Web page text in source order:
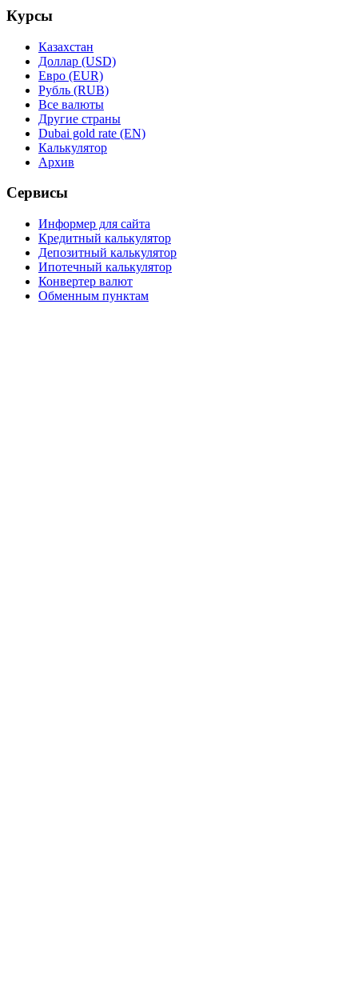
Курсы
Казахстан
Доллар (USD)
Евро (EUR)
Рубль (RUB)
Все валюты
Другие страны
Dubai gold rate (EN)
Калькулятор
Архив
Сервисы
Информер для сайта
Кредитный калькулятор
Депозитный калькулятор
Ипотечный калькулятор
Конвертер валют
Обменным пунктам